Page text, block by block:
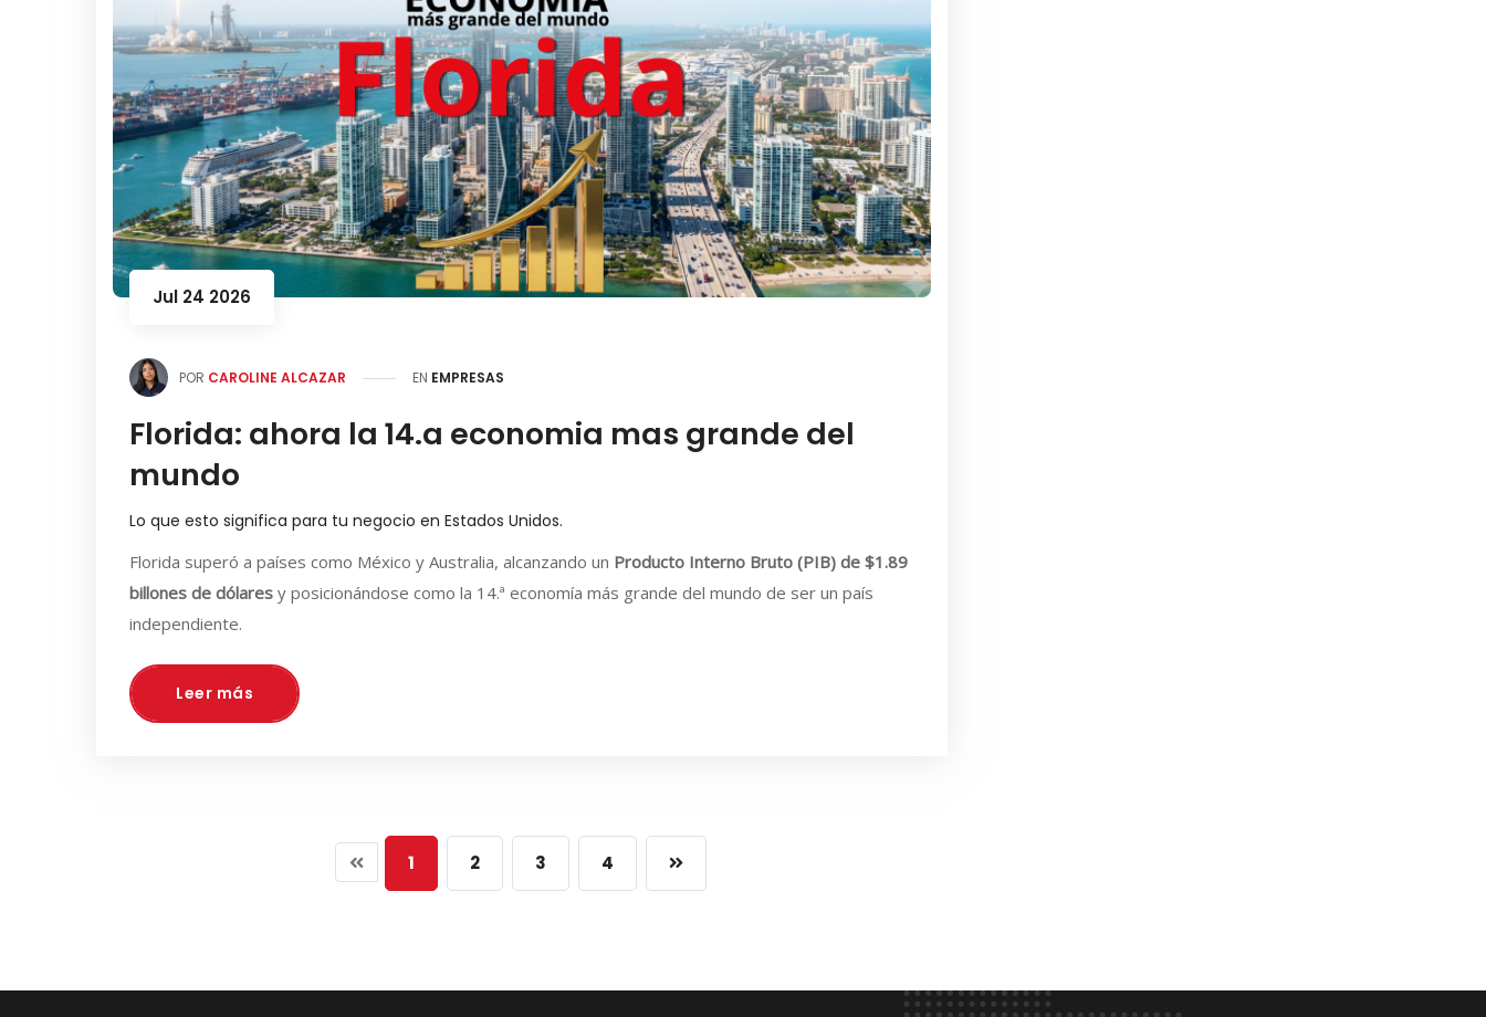
Jul 24 2026
POR CAROLINE ALCAZAR EN EMPRESAS
Florida: ahora la 14.a economia mas grande del
mundo
Lo que esto significa para tu negocio en Estados Unidos.
Florida superó a países como México y Australia, alcanzando un Producto Interno Bruto (PIB) de $1.89
billones de dólares y posicionándose como la 14.ª economía más grande del mundo de ser un país
independiente.
Leer más
1 2 3 4